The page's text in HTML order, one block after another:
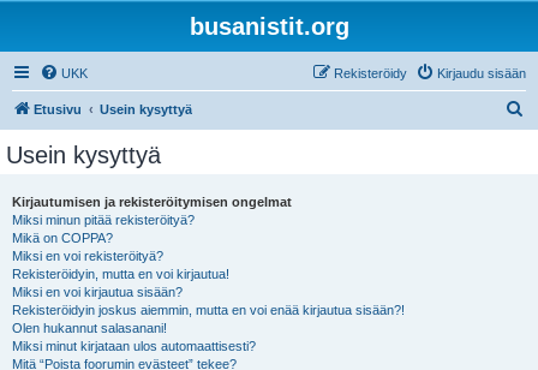
busanistit.org
UKK Kirjaudu sisään
Rekisteröidy
Etusivu Usein kysyttyä
Usein kysyttyä
Kirjautumisen ja rekisteröitymisen ongelmat
Miksi minun pitää rekisteröityä?
Mikä on COPPA?
Miksi en voi rekisteröityä?
Rekisteröidyin, mutta en voi kirjautua!
Miksi en voi kirjautua sisään?
Rekisteröidyin joskus aiemmin, mutta en voi enää kirjautua sisään?!
Olen hukannut salasanani!
Miksi minut kirjataan ulos automaattisesti?
Mitä “Poista foorumin evästeet” tekee?